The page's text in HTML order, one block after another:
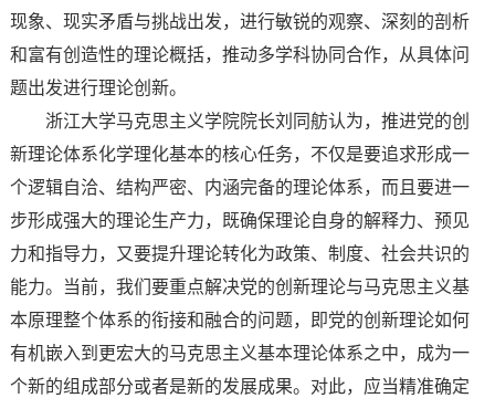
现象、现实矛盾与挑战出发，进行敏锐的观察、深刻的剖析
和富有创造性的理论概括，推动多学科协同合作，从具体问
题出发进行理论创新。
浙江大学马克思主义学院院长刘同舫认为，推进党的创
新理论体系化学理化基本的核心任务，不仅是要追求形成一
个逻辑自洽、结构严密、内涵完备的理论体系，而且要进一
步形成强大的理论生产力，既确保理论自身的解释力、预见
力和指导力，又要提升理论转化为政策、制度、社会共识的
能力。当前，我们要重点解决党的创新理论与马克思主义基
本原理整个体系的衔接和融合的问题，即党的创新理论如何
有机嵌入到更宏大的马克思主义基本理论体系之中，成为一
个新的组成部分或者是新的发展成果。对此，应当精准确定